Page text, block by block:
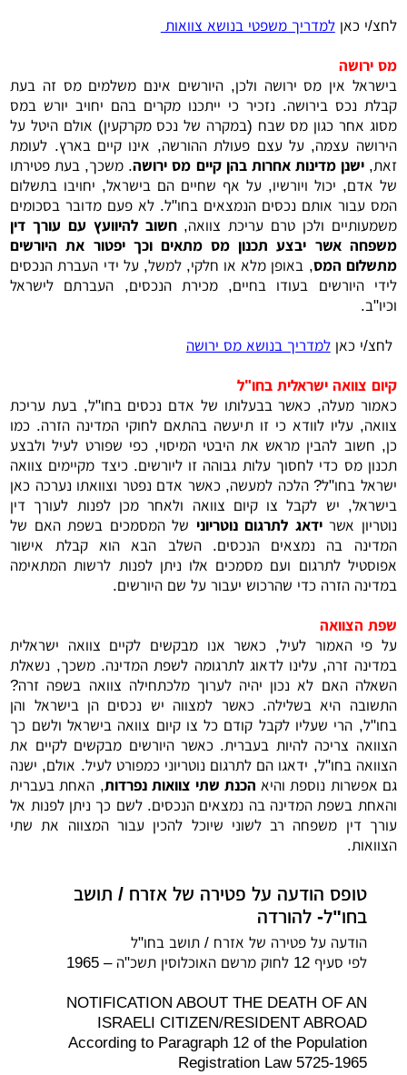
לחצ/י כאןלמדריך משפטי בנושא צוואות
מס ירושה
בישראל אין מס ירושה ולכן, היורשים אינם משלמים מס זה בעת
קבלת נכס בירושה. נזכיר כי ייתכנו מקרים בהם יחויב יורש במס
מסוג אחר כגון מס שבח (במקרה של נכס מקרקעין) אולם היטל על
הירושה עצמה, על עצם פעולת ההורשה, אינו קיים בארץ. לעומת
זאת,ישנן מדינות אחרות בהן קיים מס ירושה. משכך, בעת פטירתו
של אדם, יכול ויורשיו, על אף שחיים הם בישראל, יחויבו בתשלום
המס עבור אותם נכסים הנמצאים בחו"ל. לא פעם מדובר בסכומים
משמעותיים ולכן טרם עריכת צוואה,חשוב להיוועץ עם עורך דין
משפחה אשר יבצע תכנון מס מתאים וכך יפטור את היורשים
מתשלום המס, באופן מלא או חלקי, למשל, על ידי העברת הנכסים
לידי היורשים בעודו בחיים, מכירת הנכסים, העברתם לישראל
וכיו"ב.
לחצ/י כאןלמדריך בנושא מס ירושה
קיום צוואה ישראלית בחו"ל
כאמור מעלה, כאשר בבעלותו של אדם נכסים בחו"ל, בעת עריכת
צוואה, עליו לוודא כי זו תיעשה בהתאם לחוקי המדינה הזרה. כמו
כן, חשוב להבין מראש את היבטי המיסוי, כפי שפורט לעיל ולבצע
תכנון מס כדי לחסוך עלות גבוהה זו ליורשים. כיצד מקיימים צוואה
ישראל בחו"ל? הלכה למעשה, כאשר אדם נפטר וצוואתו נערכה כאן
בישראל, יש לקבל צו קיום צוואה ולאחר מכן לפנות לעורך דין
נוטריון אשרידאג לתרגום נוטריוני של המסמכים בשפת האם של
המדינה בה נמצאים הנכסים. השלב הבא הוא קבלת אישור
אפוסטיל לתרגום ועם מסמכים אלו ניתן לפנות לרשות המתאימה
במדינה הזרה כדי שהרכוש יעבור על שם היורשים.
שפת הצוואה
על פי האמור לעיל, כאשר אנו מבקשים לקיים צוואה ישראלית
במדינה זרה, עלינו לדאוג לתרגומה לשפת המדינה. משכך, נשאלת
השאלה האם לא נכון יהיה לערוך מלכתחילה צוואה בשפה זרה?
התשובה היא בשלילה. כאשר למצווה יש נכסים הן בישראל והן
בחו"ל, הרי שעליו לקבל קודם כל צו קיום צוואה בישראל ולשם כך
הצוואה צריכה להיות בעברית. כאשר היורשים מבקשים לקיים את
הצוואה בחו"ל, ידאגו הם לתרגום נוטריוני כמפורט לעיל. אולם, ישנה
גם אפשרות נוספת והיא הכנת שתי צוואות נפרדות, האחת בעברית
והאחת בשפת המדינה בה נמצאים הנכסים. לשם כך ניתן לפנות אל
עורך דין משפחה רב לשוני שיוכל להכין עבור המצווה את שתי
הצוואות.
טופס הודעה על פטירה של אזרח / תושב
בחו"ל- להורדה
הודעה על פטירה של אזרח / תושב בחו"ל
לפי סעיף 12 לחוק מרשם האוכלוסין תשכ"ה – 1965
NOTIFICATION ABOUT THE DEATH OF AN
ISRAELI CITIZEN/RESIDENT ABROAD
According to Paragraph 12 of the Population
Registration Law 5725-1965